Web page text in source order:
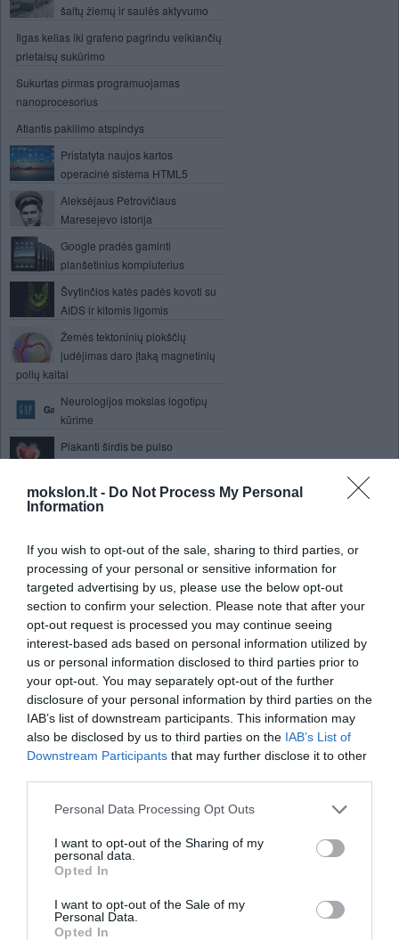
mokslon.lt - Do Not Process My Personal
Information
If you wish to opt-out of the sale, sharing to third parties, or
processing of your personal or sensitive information for
targeted advertising by us, please use the below opt-out
section to confirm your selection. Please note that after your
opt-out request is processed you may continue seeing
interest-based ads based on personal information utilized by
us or personal information disclosed to third parties prior to
your opt-out. You may separately opt-out of the further
disclosure of your personal information by third parties on the
IAB’s list of downstream participants. This information may
also be disclosed by us to third parties on the IAB’s List of
Downstream Participants that may further disclose it to other
Personal Data Processing Opt Outs
I want to opt-out of the Sharing of my
personal data.
Opted In
I want to opt-out of the Sale of my
Personal Data.
Opted In
šaltų žiemų ir saulės aktyvumo
Ilgas kelias iki grafeno pagrindu veikiančių
prietaisų sukūrimo
Sukurtas pirmas programuojamas
nanoprocesorius
Atlantis pakilimo atspindys
Pristatyta naujos kartos
operacinė sistema HTML5
Aleksėjaus Petrovičiaus
Maresejevo istorija
Google pradės gaminti
planšetinius kompiuterius
Švytinčios katės padės kovoti su
AIDS ir kitomis ligomis
Žemės tektoninių plokščių
judėjimas daro įtaką magnetinių
polių kaitai
Neurologijos mokslas logotipų
kūrime
Plakanti širdis be pulso
Lietuva - atsilikėlė technologijose
Mokslininkai atveria elektrinę
jungtį gyvoms ląstelėms
Gatvių apšvietimo stulpus pakeis švytintys
medžiai?
Mokslininkai paralyžių sukėlė naudodami
ultravioletinės šviesos spindulį
Kinų erdvėlaivis sėkmingai
prisijungė prie kosminės stoties
Mokslininkai sukūrė dirbtinius
Orkos - galingiausi plėšrūnai
ir sunkiojo metalo
Rečiausi žemėje aptinkami
cheminiai elementai